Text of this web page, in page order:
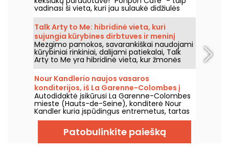
vadinasi ši vieta, kuri jau sulaukė didžiulės
sėkmės ir traukia visą Paryžių. Mes ją
išbandėme ir mums labai patinka!
Talk Arty to Me: hibridinė vieta, kuri
sujungia kūrybines dirbtuves ir meninį
restoraną Marė.
Mezgimo pamokos, savarankiškai naudojami
kūrybiniai rinkiniai, dalijami patiekalai, Talk
Arty to Me yra hibridinė vieta, kur žmonės
ateina tiek kurti, tiek mėgautis skanėstais,
tarp dailės dirbtuvių ir atsipalaidavusio
sezoniško restorano.
Nour Kandlerio naujos vasaros
konditerijos, iš La Garenne-Colombes į
Paryžių, ir jos dirbtuvės
Autodidaktė įsikūrusi La Garenne-Colombes
mieste (Hauts-de-Seine), konditerė Nour
Kandler kuria įspūdingus entremetus, tartas
ir flanėlius – viską visiškai namų gamybos,
užsakyti pagal poreikius. Išbandėme jos
naują vaisinę vasaros kolekciją 2026 metų
vasarai ir kviečiame jus ją pažinti.
Patobulinkite paiešką